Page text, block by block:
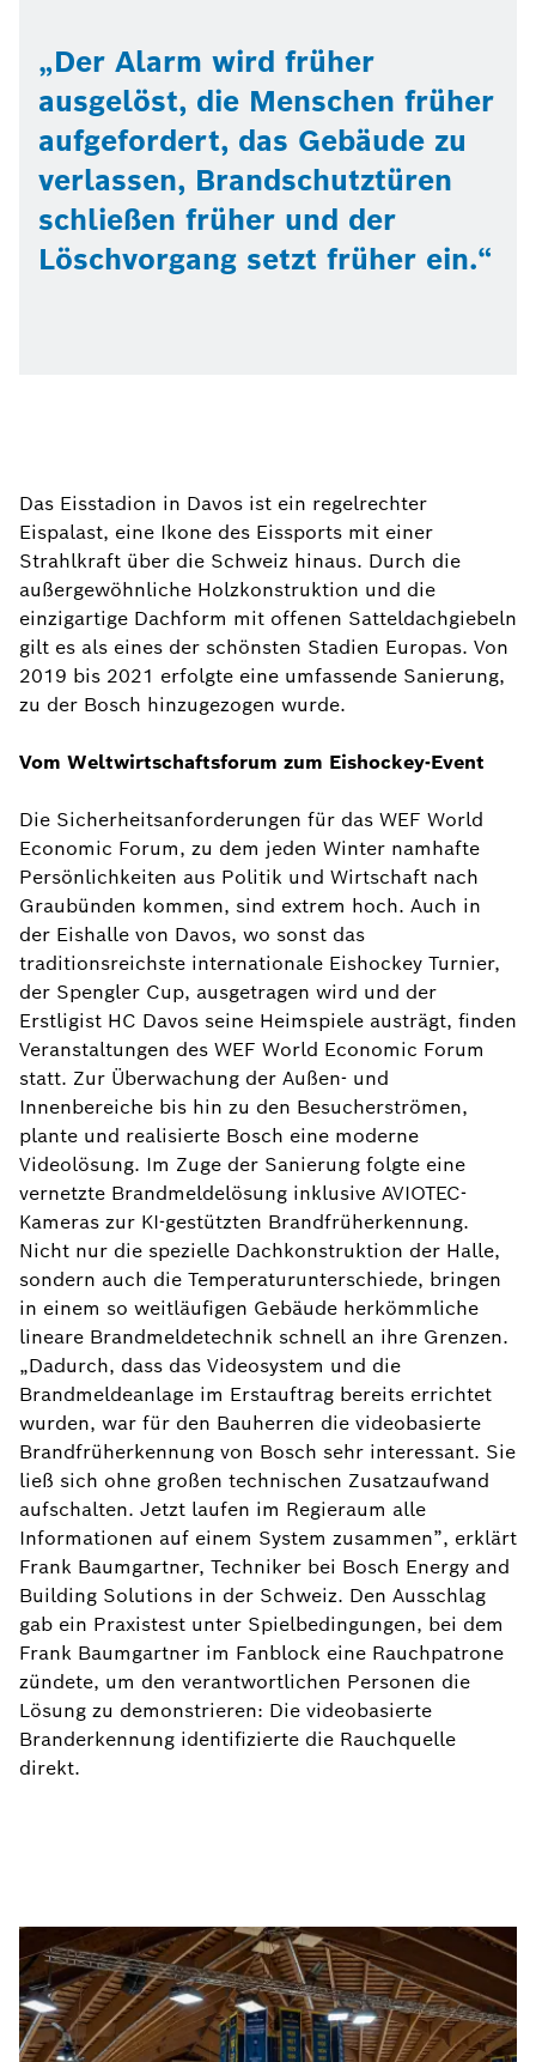
Der Alarm wird früher
ausgelöst, die Menschen früher
aufgefordert, das Gebäude zu
verlassen, Brandschutztüren
schließen früher und der
Löschvorgang setzt früher ein.
Das Eisstadion in Davos ist ein regelrechter
Eispalast, eine Ikone des Eissports mit einer
Strahlkraft über die Schweiz hinaus. Durch die
außergewöhnliche Holzkonstruktion und die
einzigartige Dachform mit offenen Satteldachgiebeln
gilt es als eines der schönsten Stadien Europas. Von
2019 bis 2021 erfolgte eine umfassende Sanierung,
zu der Bosch hinzugezogen wurde.
Vom Weltwirtschaftsforum zum Eishockey-Event
Die Sicherheitsanforderungen für das WEF World
Economic Forum, zu dem jeden Winter namhafte
Persönlichkeiten aus Politik und Wirtschaft nach
Graubünden kommen, sind extrem hoch. Auch in
der Eishalle von Davos, wo sonst das
traditionsreichste internationale Eishockey Turnier,
der Spengler Cup, ausgetragen wird und der
Erstligist HC Davos seine Heimspiele austrägt, finden
Veranstaltungen des WEF World Economic Forum
statt. Zur Überwachung der Außen- und
Innenbereiche bis hin zu den Besucherströmen,
plante und realisierte Bosch eine moderne
Videolösung. Im Zuge der Sanierung folgte eine
vernetzte Brandmeldelösung inklusive AVIOTEC-
Kameras zur KI-gestützten Brandfrüherkennung.
Nicht nur die spezielle Dachkonstruktion der Halle,
sondern auch die Temperaturunterschiede, bringen
in einem so weitläufigen Gebäude herkömmliche
lineare Brandmeldetechnik schnell an ihre Grenzen.
„Dadurch, dass das Videosystem und die
Brandmeldeanlage im Erstauftrag bereits errichtet
wurden, war für den Bauherren die videobasierte
Brandfrüherkennung von Bosch sehr interessant. Sie
ließ sich ohne großen technischen Zusatzaufwand
aufschalten. Jetzt laufen im Regieraum alle
Informationen auf einem System zusammen”, erklärt
Frank Baumgartner, Techniker bei Bosch Energy and
Building Solutions in der Schweiz. Den Ausschlag
gab ein Praxistest unter Spielbedingungen, bei dem
Frank Baumgartner im Fanblock eine Rauchpatrone
zündete, um den verantwortlichen Personen die
Lösung zu demonstrieren: Die videobasierte
Branderkennung identifizierte die Rauchquelle
direkt.